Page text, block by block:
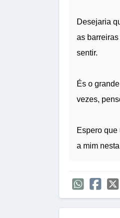
Desejaria
as
sentir.
És o
vezes,
Espero
a mim